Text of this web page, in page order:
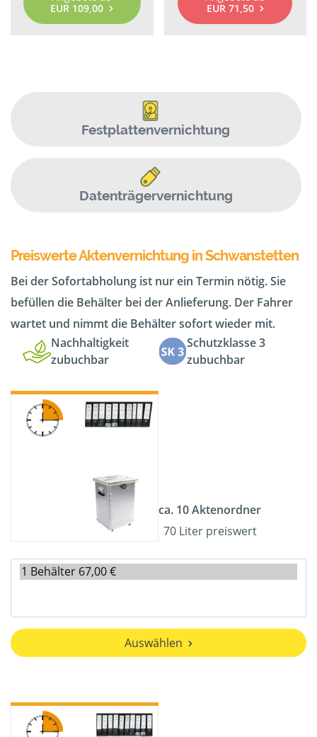
EUR 109,00
EUR 71,50
Festplattenvernichtung
Datenträgervernichtung
Preiswerte Aktenvernichtung in Schwanstetten
Bei der Sofortabholung ist nur ein Termin nötig. Sie
befüllen die Behälter bei der Anlieferung. Der Fahrer
wartet und nimmt die Behälter sofort wieder mit.
Nachhaltigkeit
zubuchbar
Schutzklasse 3
zubuchbar
ca. 10 Aktenordner
70 Liter preiswert
Auswählen